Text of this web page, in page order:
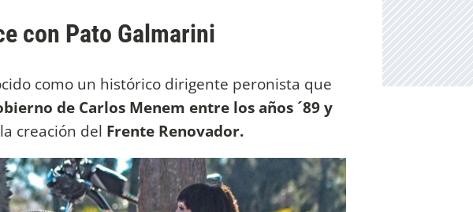
con Pato Galmarini
como un histórico dirigente peronista que
de Carlos Menem entre los años ´89 y
creación del Frente Renovador.